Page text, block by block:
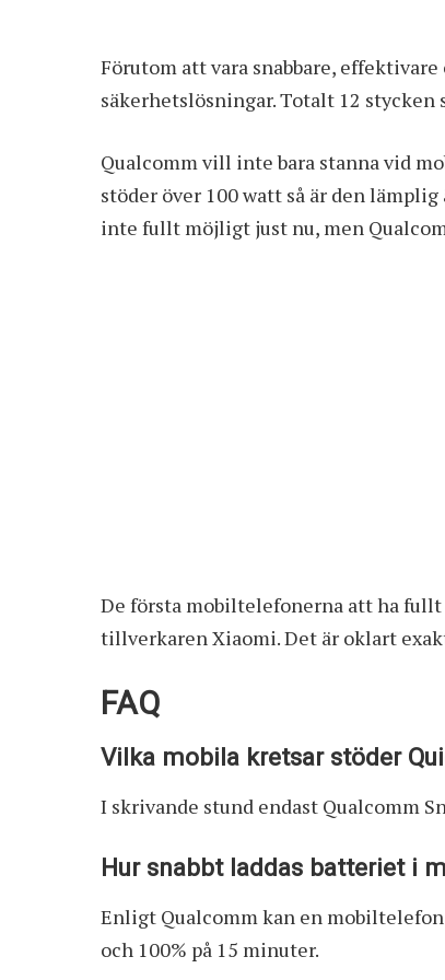
Förutom att vara snabbare,
säkerhetslösningar. Totalt 12
Qualcomm vill inte bara stanna vid
stöder över 100 watt så är den lämplig
inte fullt möjligt just nu, men
De första mobiltelefonerna att ha
tillverkaren Xiaomi. Det är oklart
FAQ
Vilka mobila kretsar stöder
I skrivande stund endast Qualcomm
Hur snabbt laddas batteriet i
Enligt Qualcomm kan en
och 100% på 15 minuter.